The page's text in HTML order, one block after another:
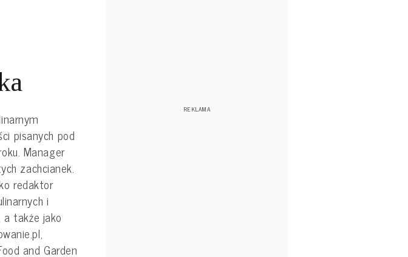
pisanych pod
Manager
zachcianek.
redaktor
i
a także jako
and Garden